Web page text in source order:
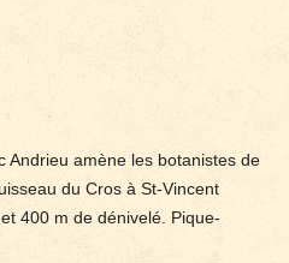
Andrieu amène les botanistes de
du Cros à St-Vincent
400 m de dénivelé. Pique-